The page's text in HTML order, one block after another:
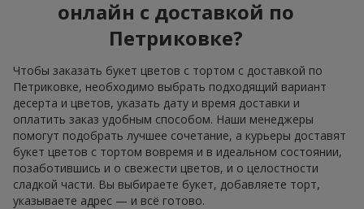
онлайн с доставкой по
Петриковке?
Чтобы заказать букет цветов с тортом с доставкой по
Петриковке, необходимо выбрать подходящий вариант
десерта и цветов, указать дату и время доставки и
оплатить заказ удобным способом. Наши менеджеры
помогут подобрать лучшее сочетание, а курьеры доставят
букет цветов с тортом вовремя и в идеальном состоянии,
позаботившись и о свежести цветов, и о целостности
сладкой части. Вы выбираете букет, добавляете торт,
указываете адрес — и всё готово.